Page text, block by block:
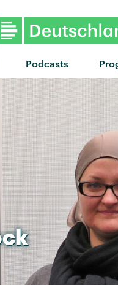
Podcasts
"Lift Me Up" von